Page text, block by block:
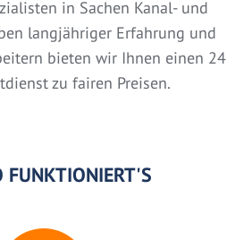
in Sachen Kanal- und
langjähriger Erfahrung und
bieten wir Ihnen einen 24
zu fairen Preisen.
FUNKTIONIERT'S